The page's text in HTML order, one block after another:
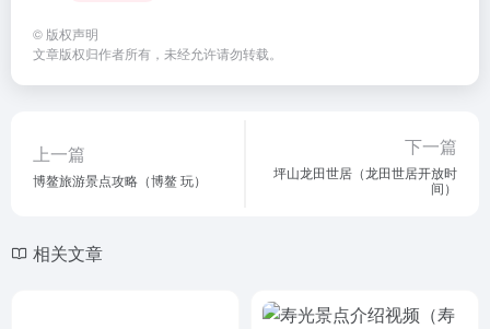
© 版权声明
文章版权归作者所有，未经允许请勿转载。
上一篇
博鳌旅游景点攻略（博鳌 玩）
下一篇
坪山龙田世居（龙田世居开放时
间）
相关文章